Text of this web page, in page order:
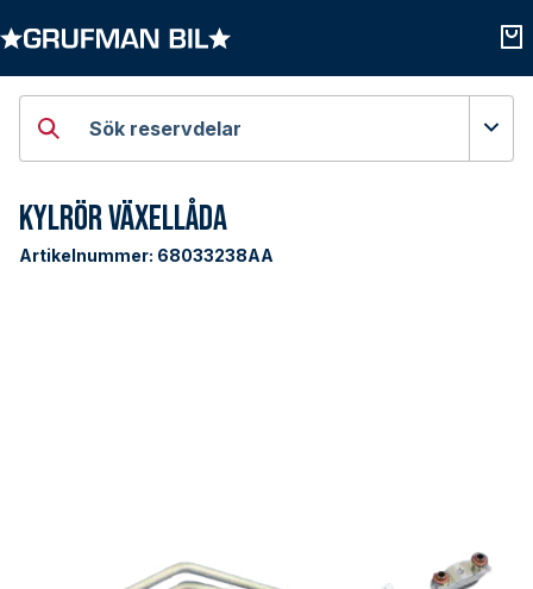
Sök reservdelar
Kylrör Växellåda
Artikelnummer: 68033238AA